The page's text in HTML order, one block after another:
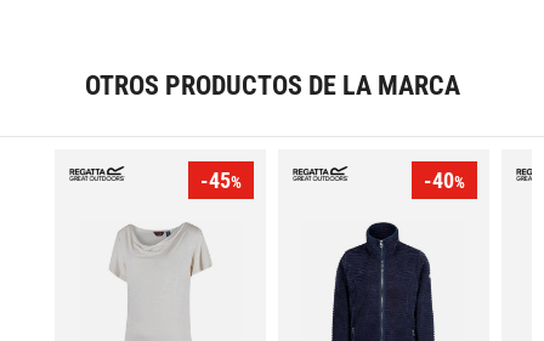
OTROS PRODUCTOS DE LA MARCA
-45% -40%